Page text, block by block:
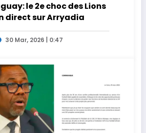
le 2e choc des Lions
direct sur Arryadia
30 Mar, 2026 | 0:47